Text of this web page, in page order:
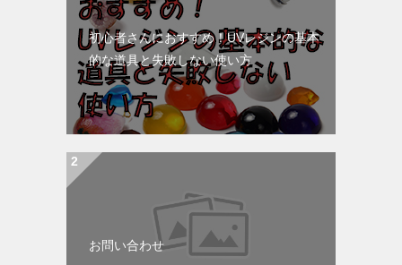
初心者さんにおすすめ！UVレジンの基本
的な道具と失敗しない使い方
お問い合わせ